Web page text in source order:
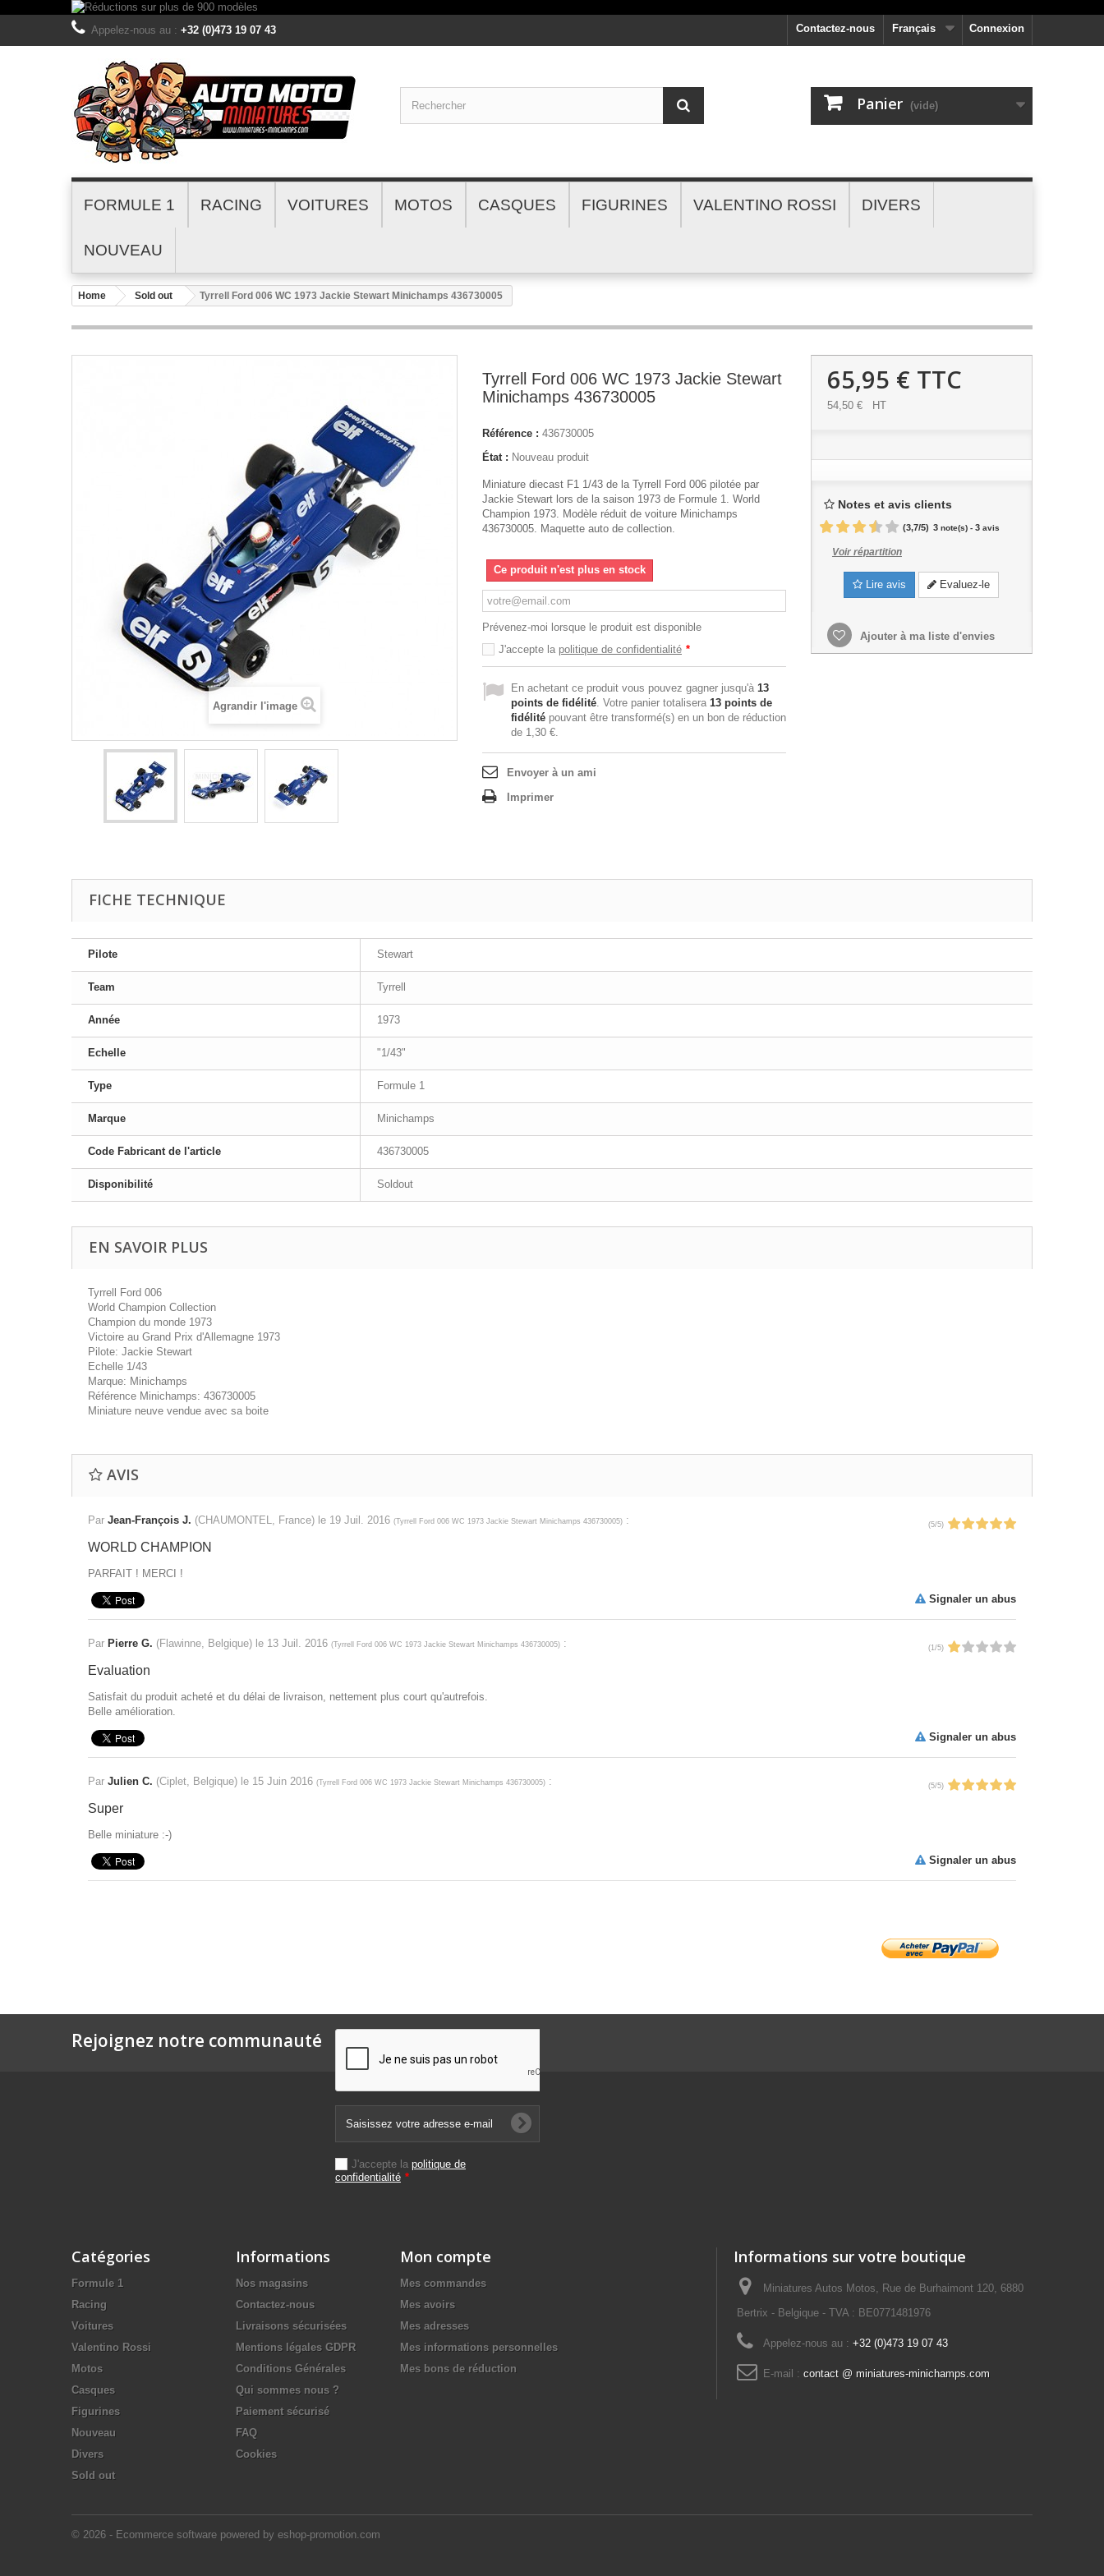
Connexion
Français
Contactez-nous
Appelez-nous au : +32 (0)473 19 07 43
Panier (vide)
FORMULE 1 RACING VOITURES MOTOS CASQUES FIGURINES VALENTINO ROSSI DIVERS
NOUVEAU
Home Sold out Tyrrell Ford 006 WC 1973 Jackie Stewart Minichamps 436730005
Agrandir l'image
Tyrrell Ford 006 WC 1973 Jackie Stewart
Minichamps 436730005
Référence : 436730005
État : Nouveau produit
Miniature diecast F1 1/43 de la Tyrrell Ford 006 pilotée par
Jackie Stewart lors de la saison 1973 de Formule 1. World
Champion 1973. Modèle réduit de voiture Minichamps
436730005. Maquette auto de collection.
Ce produit n'est plus en stock
Prévenez-moi lorsque le produit est disponible
J'accepte la politique de confidentialité *
En achetant ce produit vous pouvez gagner jusqu'à 13
points de fidélité. Votre panier totalisera 13 points de
fidélité pouvant être transformé(s) en un bon de réduction
de 1,30 €.
Envoyer à un ami
Imprimer
65,95 € TTC
54,50 € HT
Notes et avis clients
(3,7/5) 3note(s) - 3avis
Voir répartition
Lire avis Evaluez-le
Ajouter à ma liste d'envies
FICHE TECHNIQUE
Pilote Stewart
Team Tyrrell
Année 1973
Echelle "1/43"
Type Formule 1
Marque Minichamps
Code Fabricant de l'article 436730005
Disponibilité Soldout
EN SAVOIR PLUS
Tyrrell Ford 006
World Champion Collection
Champion du monde 1973
Victoire au Grand Prix d'Allemagne 1973
Pilote: Jackie Stewart
Echelle 1/43
Marque: Minichamps
Référence Minichamps: 436730005
Miniature neuve vendue avec sa boite
AVIS
Par Jean-François J. (CHAUMONTEL, France) le 19 Juil. 2016 (Tyrrell Ford 006 WC 1973 Jackie Stewart Minichamps 436730005) : (5/5)
WORLD CHAMPION
PARFAIT ! MERCI !
Signaler un abus
Par Pierre G. (Flawinne, Belgique) le 13 Juil. 2016 (Tyrrell Ford 006 WC 1973 Jackie Stewart Minichamps 436730005) : (1/5)
Evaluation
Satisfait du produit acheté et du délai de livraison, nettement plus court qu'autrefois.
Belle amélioration.
Signaler un abus
Par Julien C. (Ciplet, Belgique) le 15 Juin 2016 (Tyrrell Ford 006 WC 1973 Jackie Stewart Minichamps 436730005) : (5/5)
Super
Belle miniature :-)
Signaler un abus
Rejoignez notre communauté
J'accepte la politique de
confidentialité *
Catégories
Formule 1
Racing
Voitures
Valentino Rossi
Motos
Casques
Figurines
Nouveau
Divers
Sold out
Informations
Nos magasins
Contactez-nous
Livraisons sécurisées
Mentions légales GDPR
Conditions Générales
Qui sommes nous ?
Paiement sécurisé
FAQ
Cookies
© 2026 - Ecommerce software powered by eshop-promotion.com
Mon compte
Mes commandes
Mes avoirs
Mes adresses
Mes informations personnelles
Mes bons de réduction
Informations sur votre boutique
Miniatures Autos Motos, Rue de Burhaimont 120, 6880
Bertrix - Belgique - TVA : BE0771481976
Appelez-nous au : +32 (0)473 19 07 43
E-mail : contact @ miniatures-minichamps.com